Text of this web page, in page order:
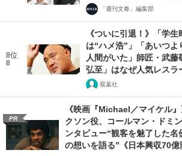
「週刊文春」編集部
8位
8
《ついに引退！》「学
は“ハメ浩”」「あいつ
人間がいた」師匠・武
弘至」はなぜ人気レスラ
双葉社
PR
《映画『Michael／マイケル
クソン役、コールマン・ドミ
ンタビュー“観客を魅了した
の想いを語る”《日本興収70億